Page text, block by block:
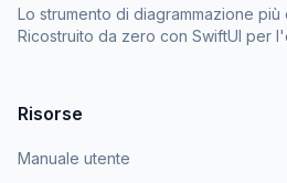
Lo strumento di diagrammazione
Ricostruito da zero con SwiftUI per
Risorse
Manuale utente